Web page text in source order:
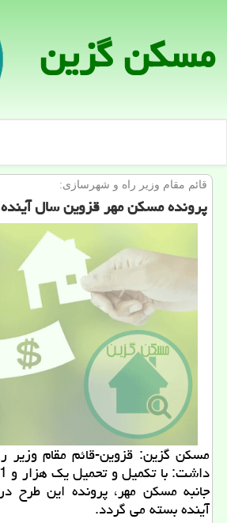
مسكن گزین
قائم مقام وزیر راه و شهرسازی:
پرونده مسكن مهر قزوین سال
مسكن گزین: قزوین-قائم مقام وزیر
جانبه مسكن مهر، پرونده این طرح
آینده بسته می گردد.